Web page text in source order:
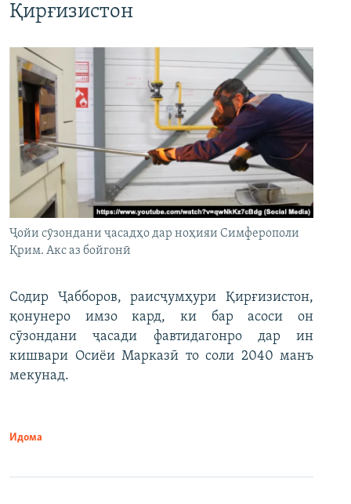
Қирғизистон
Ҷойи сӯзондани ҷасадҳо дар ноҳияи Симферополи
Қрим. Акс аз бойгонӣ
Содир Ҷабборов, раисҷумҳури Қирғизистон,
қонунеро имзо кард, ки бар асоси он
сӯзондани ҷасади фавтидагонро дар ин
кишвари Осиёи Марказӣ то соли 2040 манъ
мекунад.
Идома